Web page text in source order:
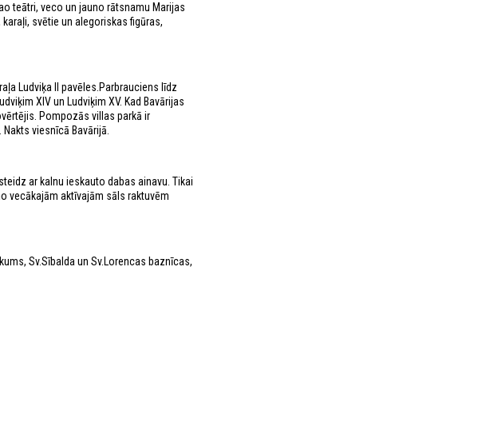
teātri, veco un jauno rātsnamu Marijas
svētie un alegoriskas figūras,
Ludviķa II pavēles.Parbrauciens līdz
XIV un Ludviķim XV. Kad Bavārijas
Pompozās villas parkā ir
viesnīcā Bavārijā.
ar kalnu ieskauto dabas ainavu. Tikai
vecākajām aktīvajām sāls raktuvēm
Sv.Sībalda un Sv.Lorencas baznīcas,